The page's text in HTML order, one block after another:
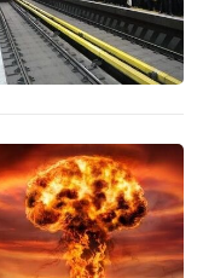
۸ فاجعه هیروشیما در
۱۴۰۵/۰۵/۱۵ ۱۴:۵۳